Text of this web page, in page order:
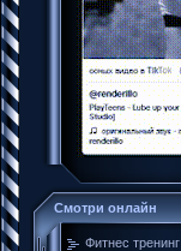
Смотри онлайн
Фитнес тренинг